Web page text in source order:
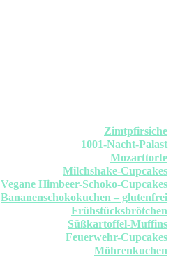
Zimtpfirsiche
1001-Nacht-Palast
Mozarttorte
Milchshake-Cupcakes
Vegane Himbeer-Schoko-Cupcakes
Bananenschokokuchen – glutenfrei
Frühstücksbrötchen
Süßkartoffel-Muffins
Feuerwehr-Cupcakes
Möhrenkuchen